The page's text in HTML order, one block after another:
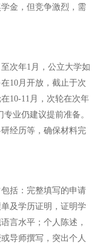
金，但竞争激烈，需
次年1月，公立大学如
10月开放，截止于次
10-11月，次轮在次年
业仍建议提前准备。
经历等，确保材料完
括：完整填写的申请
及学历证明，证明学
言水平；个人陈述，
导师撰写，突出个人